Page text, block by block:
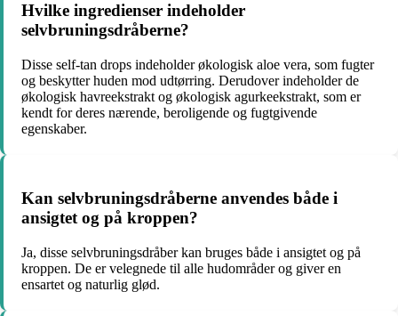
Hvilke ingredienser indeholder
selvbruningsdråberne?
Disse self-tan drops indeholder økologisk aloe vera, som fugter
og beskytter huden mod udtørring. Derudover indeholder de
økologisk havreekstrakt og økologisk agurkeekstrakt, som er
kendt for deres nærende, beroligende og fugtgivende
egenskaber.
Kan selvbruningsdråberne anvendes både i
ansigtet og på kroppen?
Ja, disse selvbruningsdråber kan bruges både i ansigtet og på
kroppen. De er velegnede til alle hudområder og giver en
ensartet og naturlig glød.